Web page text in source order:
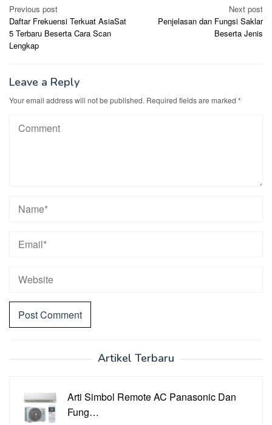
Post
navigation
Previous post
Daftar Frekuensi Terkuat AsiaSat
5 Terbaru Beserta Cara Scan
Lengkap
Next post
Penjelasan dan Fungsi Saklar
Beserta Jenis
Leave a Reply
Your email address will not be published. Required fields are marked *
Artikel Terbaru
Arti Simbol Remote AC Panasonic Dan
Fung…